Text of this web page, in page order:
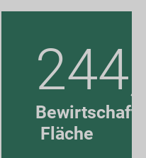
Fläche